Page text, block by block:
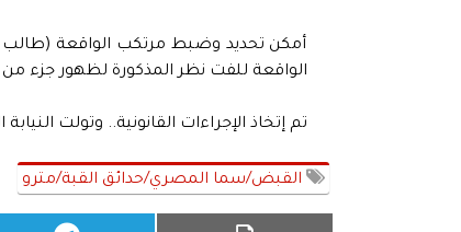
أمكن تحديد وضبط مرتكب الواقعة (طالب
الواقعة للفت نظر المذكورة لظهور جزء من
تم إتخاذ الإجراءات القانونية.. وتولت
القبض/سما المصري/حدائق القبة/مترو